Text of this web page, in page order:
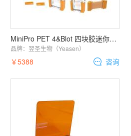
MiniPro PET 4&Blot 四块胶迷你垂直电泳转印槽
品牌： 翌圣生物（Yeasen）
￥5388 咨询